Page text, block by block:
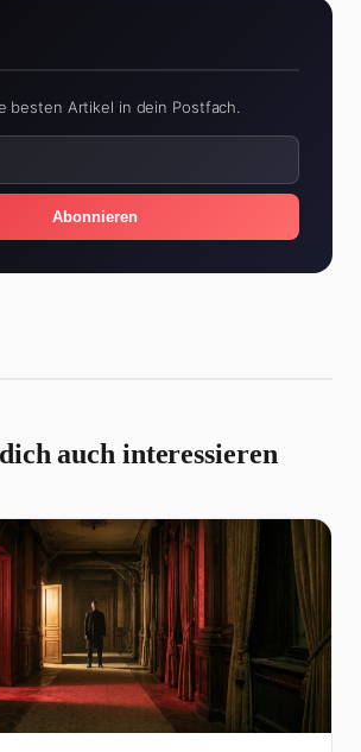
besten Artikel in dein Postfach.
Abonnieren
auch interessieren